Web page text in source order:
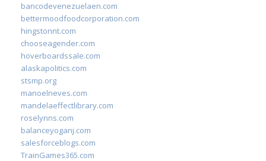
bancodevenezuelaen.com
bettermoodfoodcorporation.com
hingstonnt.com
chooseagender.com
hoverboardssale.com
alaskapolitics.com
stsmp.org
manoelneves.com
mandelaeffectlibrary.com
roselynns.com
balanceyoganj.com
salesforceblogs.com
TrainGames365.com